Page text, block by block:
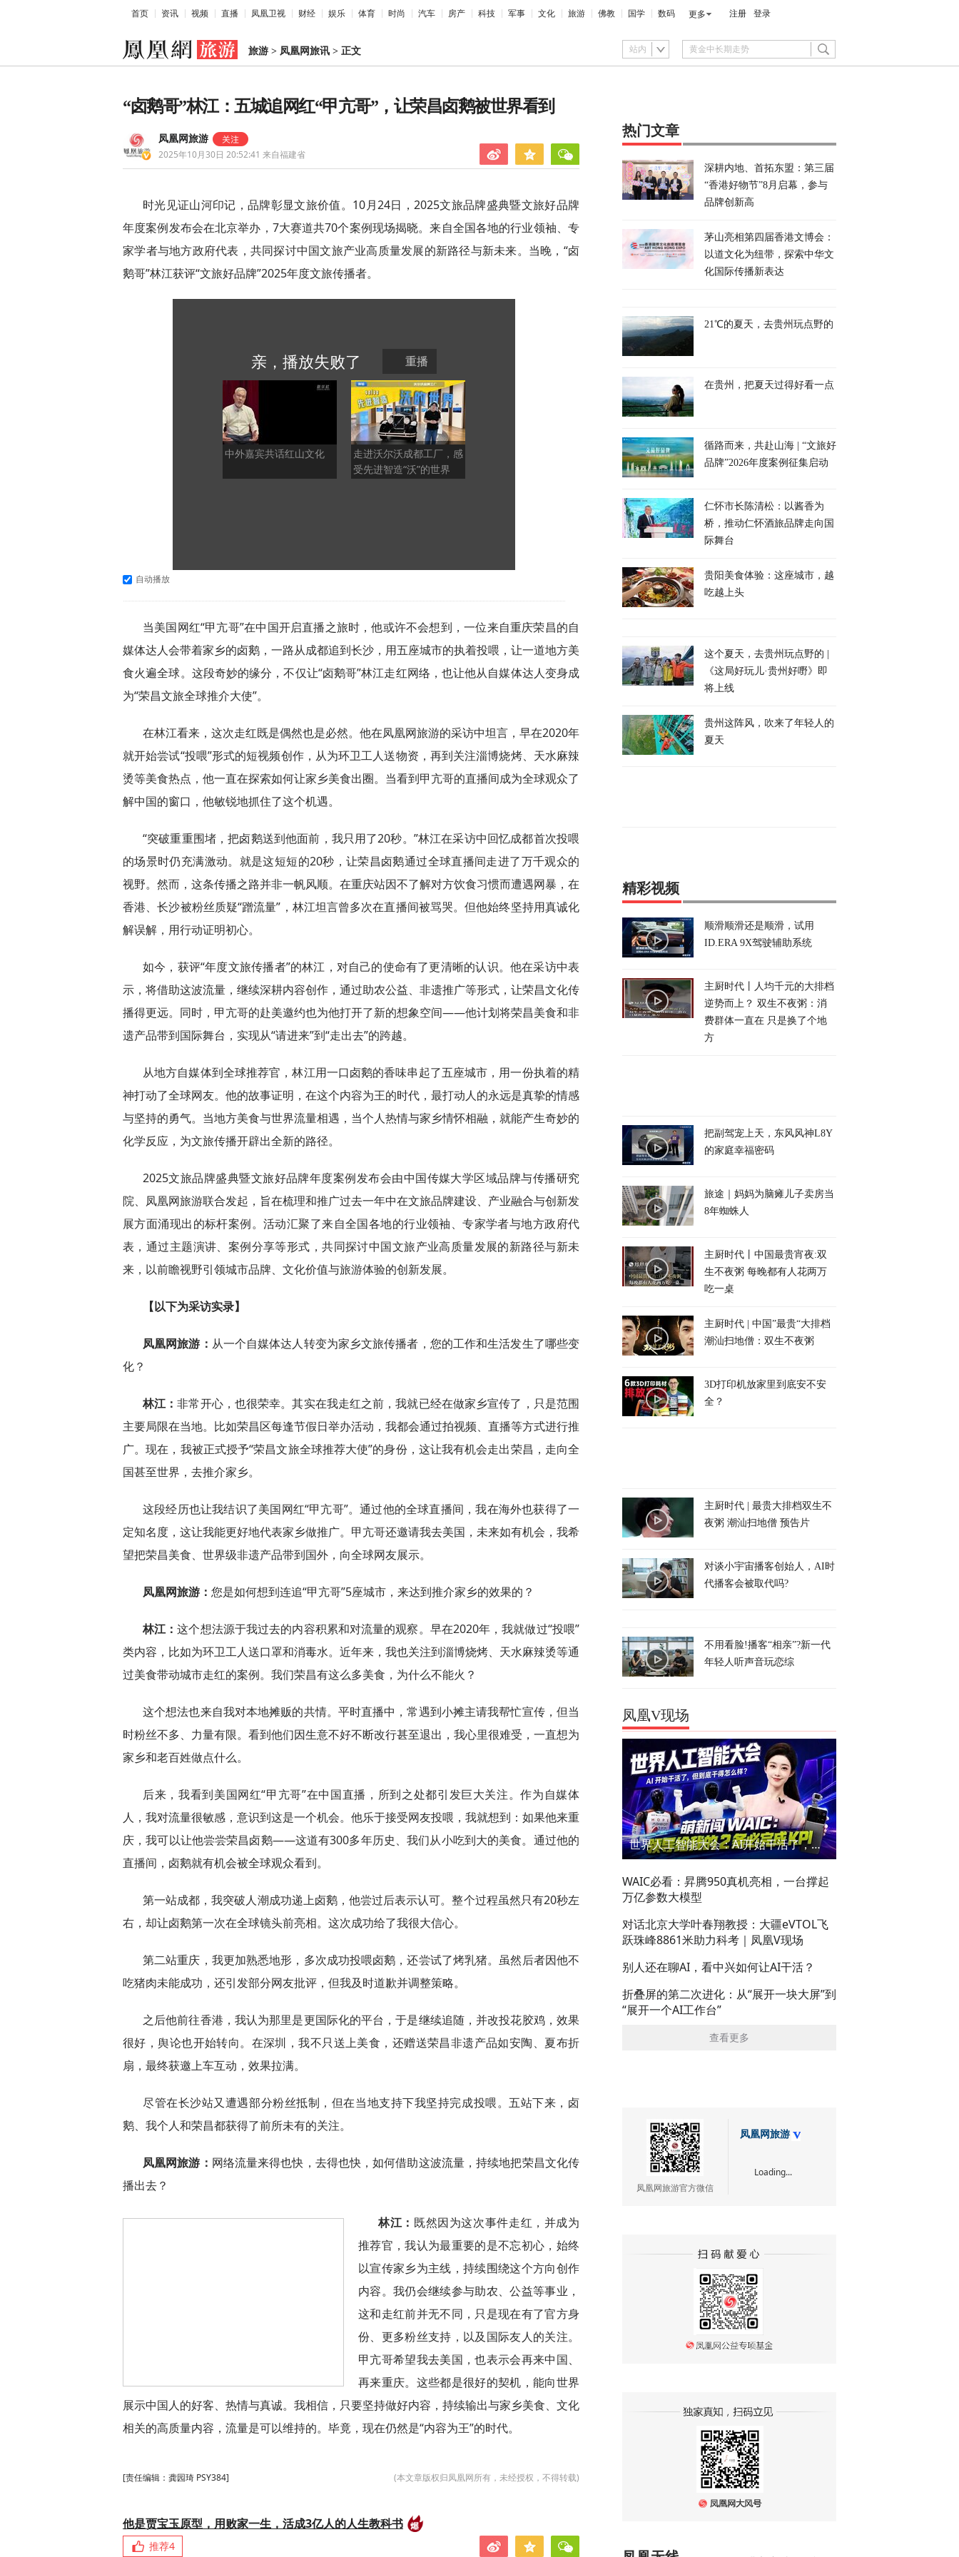
首页 资讯 视频 直播 凤凰卫视 财经 娱乐 体育 时尚 汽车 房产 科技 军事 文化 旅游 佛教 国学 数码 更多 注册 登录
旅游 > 凤凰网旅讯 > 正文 站内
“卤鹅哥”林江：五城追网红“甲亢哥”，让荣昌卤鹅被世界看到
凤凰网旅游
2025年10月30日 20:52:41 来自福建省
时光见证山河印记，品牌彰显文旅价值。10月24日，2025文旅品牌盛典暨文旅好品牌
年度案例发布会在北京举办，7大赛道共70个案例现场揭晓。来自全国各地的行业领袖、专
家学者与地方政府代表，共同探讨中国文旅产业高质量发展的新路径与新未来。当晚，“卤
鹅哥”林江获评“文旅好品牌”2025年度文旅传播者。
亲，播放失败了 重播
中外嘉宾共话红山文化
走进沃尔沃成都工厂，感
受先进智造“沃”的世界
“青花汾酒 梅好相汾”
2026汾酒·杨梅季6月9日
敦煌旅游小贴士：莫高窟
的壁画留住了历史，鸣沙
迹
自动播放
当美国网红“甲亢哥”在中国开启直播之旅时，他或许不会想到，一位来自重庆荣昌的自
媒体达人会带着家乡的卤鹅，一路从成都追到长沙，用五座城市的执着投喂，让一道地方美
食火遍全球。这段奇妙的缘分，不仅让“卤鹅哥”林江走红网络，也让他从自媒体达人变身成
为“荣昌文旅全球推介大使”。
在林江看来，这次走红既是偶然也是必然。他在凤凰网旅游的采访中坦言，早在2020年
就开始尝试“投喂”形式的短视频创作，从为环卫工人送物资，再到关注淄博烧烤、天水麻辣
烫等美食热点，他一直在探索如何让家乡美食出圈。当看到甲亢哥的直播间成为全球观众了
解中国的窗口，他敏锐地抓住了这个机遇。
“突破重重围堵，把卤鹅送到他面前，我只用了20秒。”林江在采访中回忆成都首次投喂
的场景时仍充满激动。就是这短短的20秒，让荣昌卤鹅通过全球直播间走进了万千观众的
视野。然而，这条传播之路并非一帆风顺。在重庆站因不了解对方饮食习惯而遭遇网暴，在
香港、长沙被粉丝质疑“蹭流量”，林江坦言曾多次在直播间被骂哭。但他始终坚持用真诚化
解误解，用行动证明初心。
如今，获评“年度文旅传播者”的林江，对自己的使命有了更清晰的认识。他在采访中表
示，将借助这波流量，继续深耕内容创作，通过助农公益、非遗推广等形式，让荣昌文化传
播得更远。同时，甲亢哥的赴美邀约也为他打开了新的想象空间——他计划将荣昌美食和非
遗产品带到国际舞台，实现从“请进来”到“走出去”的跨越。
从地方自媒体到全球推荐官，林江用一口卤鹅的香味串起了五座城市，用一份执着的精
神打动了全球网友。他的故事证明，在这个内容为王的时代，最打动人的永远是真挚的情感
与坚持的勇气。当地方美食与世界流量相遇，当个人热情与家乡情怀相融，就能产生奇妙的
化学反应，为文旅传播开辟出全新的路径。
2025文旅品牌盛典暨文旅好品牌年度案例发布会由中国传媒大学区域品牌与传播研究
院、凤凰网旅游联合发起，旨在梳理和推广过去一年中在文旅品牌建设、产业融合与创新发
展方面涌现出的标杆案例。活动汇聚了来自全国各地的行业领袖、专家学者与地方政府代
表，通过主题演讲、案例分享等形式，共同探讨中国文旅产业高质量发展的新路径与新未
来，以前瞻视野引领城市品牌、文化价值与旅游体验的创新发展。
【以下为采访实录】
凤凰网旅游： 从一个自媒体达人转变为家乡文旅传播者，您的工作和生活发生了哪些变
化？
林江：非常开心，也很荣幸。其实在我走红之前，我就已经在做家乡宣传了，只是范围
主要局限在当地。比如荣昌区每逢节假日举办活动，我都会通过拍视频、直播等方式进行推
广。现在，我被正式授予“荣昌文旅全球推荐大使”的身份，这让我有机会走出荣昌，走向全
国甚至世界，去推介家乡。
这段经历也让我结识了美国网红“甲亢哥”。通过他的全球直播间，我在海外也获得了一
定知名度，这让我能更好地代表家乡做推广。甲亢哥还邀请我去美国，未来如有机会，我希
望把荣昌美食、世界级非遗产品带到国外，向全球网友展示。
凤凰网旅游： 您是如何想到连追“甲亢哥”5座城市，来达到推介家乡的效果的？
林江：这个想法源于我过去的内容积累和对流量的观察。早在2020年，我就做过“投喂”
类内容，比如为环卫工人送口罩和消毒水。近年来，我也关注到淄博烧烤、天水麻辣烫等通
过美食带动城市走红的案例。我们荣昌有这么多美食，为什么不能火？
这个想法也来自我对本地摊贩的共情。平时直播中，常遇到小摊主请我帮忙宣传，但当
时粉丝不多、力量有限。看到他们因生意不好不断改行甚至退出，我心里很难受，一直想为
家乡和老百姓做点什么。
后来，我看到美国网红“甲亢哥”在中国直播，所到之处都引发巨大关注。作为自媒体
人，我对流量很敏感，意识到这是一个机会。他乐于接受网友投喂，我就想到：如果他来重
庆，我可以让他尝尝荣昌卤鹅——这道有300多年历史、我们从小吃到大的美食。通过他的
直播间，卤鹅就有机会被全球观众看到。
第一站成都，我突破人潮成功递上卤鹅，他尝过后表示认可。整个过程虽然只有20秒左
右，却让卤鹅第一次在全球镜头前亮相。这次成功给了我很大信心。
第二站重庆，我更加熟悉地形，多次成功投喂卤鹅，还尝试了烤乳猪。虽然后者因他不
吃猪肉未能成功，还引发部分网友批评，但我及时道歉并调整策略。
之后他前往香港，我认为那里是更国际化的平台，于是继续追随，并改投花胶鸡，效果
很好，舆论也开始转向。在深圳，我不只送上美食，还赠送荣昌非遗产品如安陶、夏布折
扇，最终获邀上车互动，效果拉满。
尽管在长沙站又遭遇部分粉丝抵制，但在当地支持下我坚持完成投喂。五站下来，卤
鹅、我个人和荣昌都获得了前所未有的关注。
凤凰网旅游： 网络流量来得也快，去得也快，如何借助这波流量，持续地把荣昌文化传
播出去？
林江： 既然因为这次事件走红，并成为
推荐官，我认为最重要的是不忘初心，始终
以宣传家乡为主线，持续围绕这个方向创作
内容。我仍会继续参与助农、公益等事业，
这和走红前并无不同，只是现在有了官方身
份、更多粉丝支持，以及国际友人的关注。
甲亢哥希望我去美国，也表示会再来中国、
再来重庆。这些都是很好的契机，能向世界
展示中国人的好客、热情与真诚。我相信，只要坚持做好内容，持续输出与家乡美食、文化
相关的高质量内容，流量是可以维持的。毕竟，现在仍然是“内容为王”的时代。
[责任编辑：龚园琦 PSY384] (本文章版权归凤凰网所有，未经授权，不得转载)
他是贾宝玉原型，用败家一生，活成3亿人的人生教科书
推荐4
热门文章
深耕内地、首拓东盟：第三届
“香港好物节”8月启幕，参与
品牌创新高
茅山亮相第四届香港文博会：
以道文化为纽带，探索中华文
化国际传播新表达
21℃的夏天，去贵州玩点野的
在贵州，把夏天过得好看一点
循路而来，共赴山海 | “文旅好
品牌”2026年度案例征集启动
仁怀市长陈清松：以酱香为
桥，推动仁怀酒旅品牌走向国
际舞台
贵阳美食体验：这座城市，越
吃越上头
这个夏天，去贵州玩点野的 |
《这局好玩儿·贵州好嘢》即
将上线
贵州这阵风，吹来了年轻人的
夏天
精彩视频
顺滑顺滑还是顺滑，试用
ID.ERA 9X驾驶辅助系统
主厨时代丨人均千元的大排档
逆势而上？ 双生不夜粥：消
费群体一直在 只是换了个地
方
把副驾宠上天，东风风神L8Y
的家庭幸福密码
旅途｜妈妈为脑瘫儿子卖房当
8年蜘蛛人
主厨时代丨中国最贵宵夜:双
生不夜粥 每晚都有人花两万
吃一桌
主厨时代 | 中国”最贵“大排档
潮汕扫地僧：双生不夜粥
3D打印机放家里到底安不安
全？
主厨时代 | 最贵大排档双生不
夜粥 潮汕扫地僧 预告片
对谈小宇宙播客创始人，AI时
代播客会被取代吗?
不用看脸!播客“相亲”?新一代
年轻人听声音玩恋综
凤凰V现场
世界人工智能大会：AI开始干活了，但到底干的怎么样？萌新闯WAIC
WAIC必看：昇腾950真机亮相，一台撑起
万亿参数大模型
对话北京大学叶春翔教授：大疆eVTOL飞
跃珠峰8861米助力科考｜凤凰V现场
别人还在聊AI，看中兴如何让AI干活？
折叠屏的第二次进化：从“展开一块大屏”到
“展开一个AI工作台”
查看更多
凤凰网旅游官方微信
凤凰网旅游
Loading...